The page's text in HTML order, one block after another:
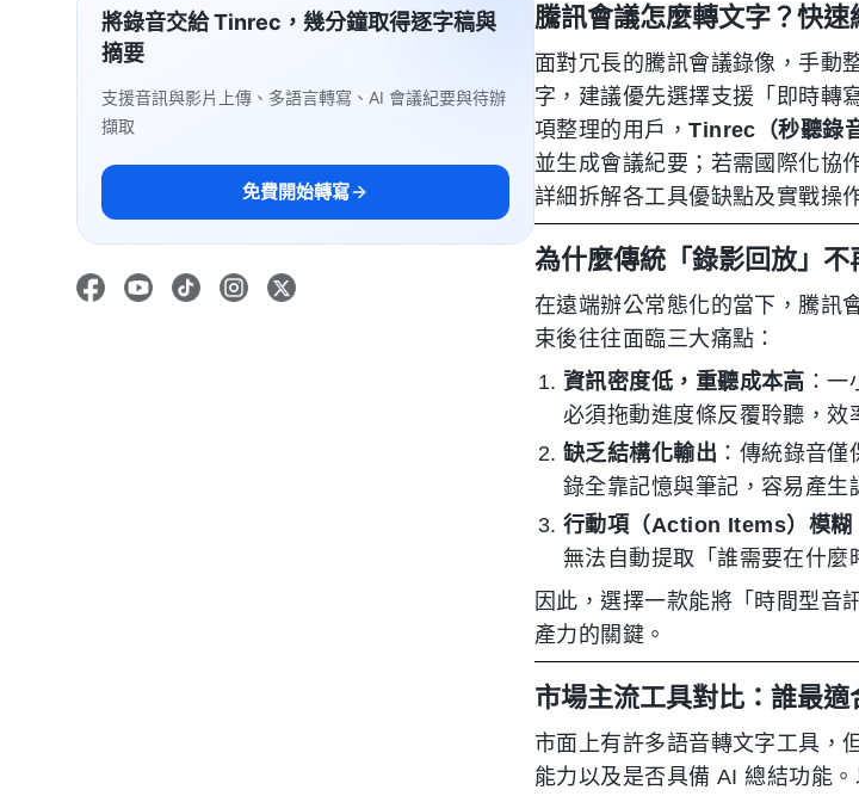
將錄音交給 Tinrec，幾分鐘取得逐字稿與
摘要
支援音訊與影片上傳、多語言轉寫、AI 會議紀要與待辦
擷取
免費開始轉寫
騰訊會議怎麼轉文字？快
面對冗長的騰訊會議錄像，手動
字，建議優先選擇支援「即時轉
項整理的用戶，Tinrec（秒聽錄
並生成會議紀要；若需國際化協
詳細拆解各工具優缺點及實戰操
為什麼傳統「錄影回放」不
在遠端辦公常態化的當下，騰訊
束後往往面臨三大痛點：
資訊密度低，重聽成本高 ：
必須拖動進度條反覆聆聽，效
缺乏結構化輸出 ：傳統錄音
錄全靠記憶與筆記，容易產生
行動項（Action Items）模糊
無法自動提取「誰需要在什麼
因此，選擇一款能將「時間型音
產力的關鍵。
市場主流工具對比：誰最適
市面上有許多語音轉文字工具，
能力以及是否具備 AI 總結功能